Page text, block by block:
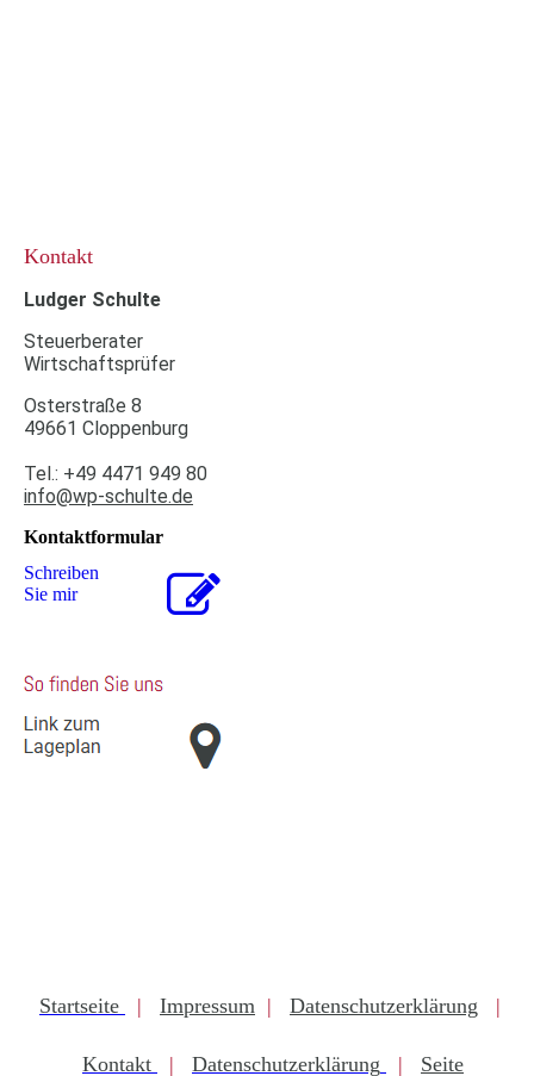
Kontakt
Ludger Schulte
Steuerberater
Wirtschaftsprüfer
Osterstraße 8
49661 Cloppenburg
Tel.: +49 4471 949 80
info@wp-schulte.de
Kontaktformular
Schreiben
Sie mir
Startseite | Impressum | Datenschutzerklärung |
Kontakt | Datenschutzerklärung | Seite